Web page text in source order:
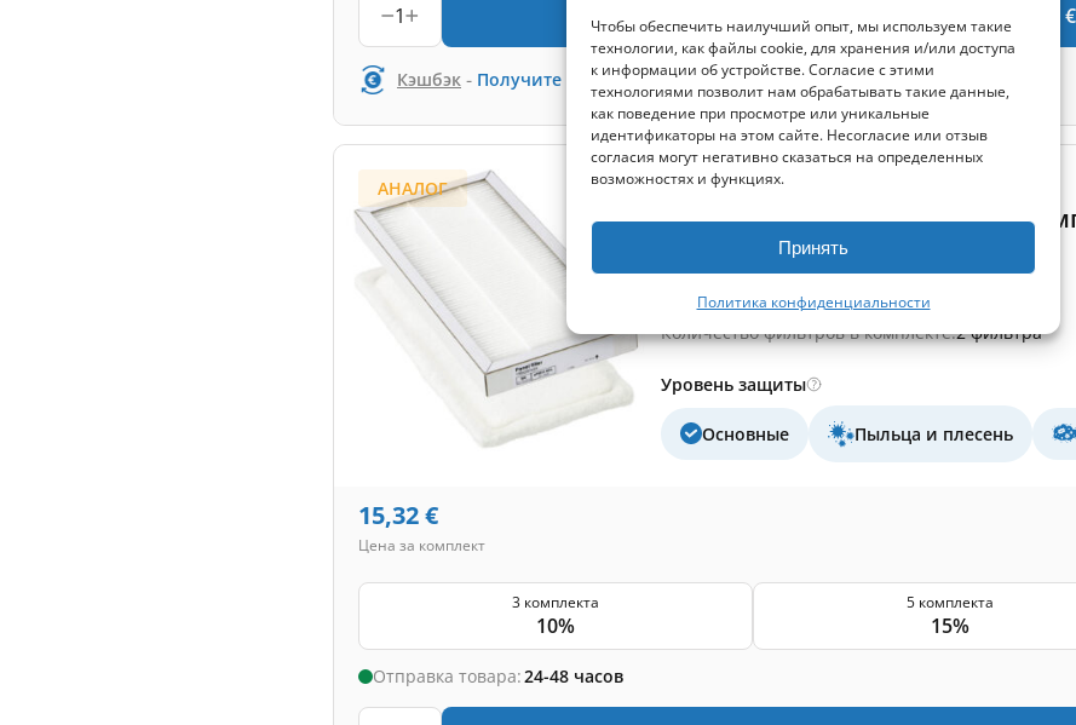
Чтобы обеспечить наилучший опыт, мы используем такие
технологии, как файлы cookie, для хранения и/или доступа
к информации об устройстве. Согласие с этими
технологиями позволит нам обрабатывать такие данные,
как поведение при просмотре или уникальные
идентификаторы на этом сайте. Несогласие или отзыв
согласия могут негативно сказаться на определенных
возможностях и функциях.
Принять
Политика конфиденциальности
1 €
Кэшбэк - Получите баллов
АНАЛОГ (0)
Brink Renovent Excellent 180 -
Размер вытяжного фильтра:
Класс фильтра (EN779):G3+M6
Количество фильтров в комплекте:2 фильтра
Уровень защиты
Основные Пыльца и плесень
15,32€
Цена за комплект
3 комплекта
10%
5 комплекта
15%
Отправка товара:24-48 часов